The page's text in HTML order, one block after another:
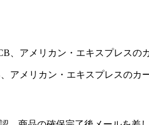
アメリカン・エキスプレスのカ